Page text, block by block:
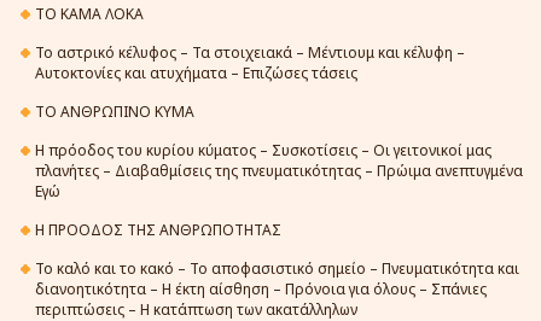
ΤΟ ΚΑΜΑ ΛΟΚΑ
Το αστρικό κέλυφος – Τα στοιχειακά – Μέντιουμ και κέλυφη –
Αυτοκτονίες και ατυχήματα – Επιζώσες τάσεις
ΤΟ ΑΝΘΡΩΠΙΝΟ ΚΥΜΑ
Η πρόοδος του κυρίου κύματος – Συσκοτίσεις – Οι γειτονικοί μας
πλανήτες – Διαβαθμίσεις της πνευματικότητας – Πρώιμα ανεπτυγμένα
Εγώ
Η ΠΡΟΟΔΟΣ ΤΗΣ ΑΝΘΡΩΠΟΤΗΤΑΣ
Το καλό και το κακό – Το αποφασιστικό σημείο – Πνευματικότητα και
διανοητικότητα – Η έκτη αίσθηση – Πρόνοια για όλους – Σπάνιες
περιπτώσεις – Η κατάπτωση των ακατάλληλων